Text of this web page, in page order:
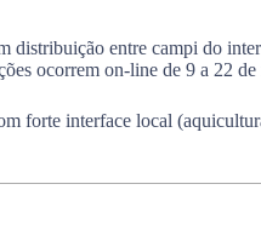
entre campi do
ocorrem on-line de 9 a 22 de
forte interface local